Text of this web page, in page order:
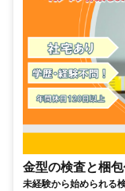
金型の検査と梱
未経験から始められる